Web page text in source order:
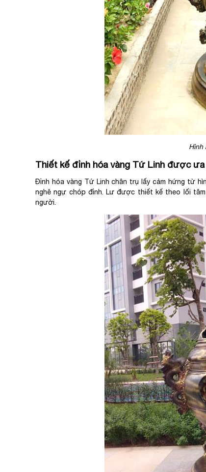
Hình
Thiết kế đỉnh hóa vàng Tứ Linh được ưa
Đỉnh hóa vàng Tứ Linh chân trụ lấy cảm hứng từ
nghê ngự chóp đỉnh. Lư được thiết kế theo lối
người.